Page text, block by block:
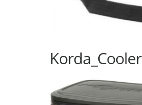
Korda_Cooler